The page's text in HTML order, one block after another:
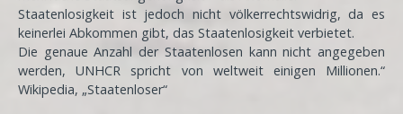
Staatenlosigkeit ist jedoch nicht völkerrechtswidrig, da es
keinerlei Abkommen gibt, das Staatenlosigkeit verbietet.
Die genaue Anzahl der Staatenlosen kann nicht angegeben
werden, UNHCR spricht von weltweit einigen Millionen.“
Wikipedia, „Staatenloser“